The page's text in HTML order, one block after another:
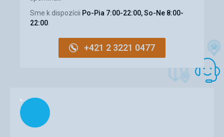
Strava
Na jednotku
Bolo super, všetko čisté
Sme k dispozícii Po-Pia 7:00-22:00, So-Ne 8:00-
22:00.
+421 2 3221 0477
Načítam